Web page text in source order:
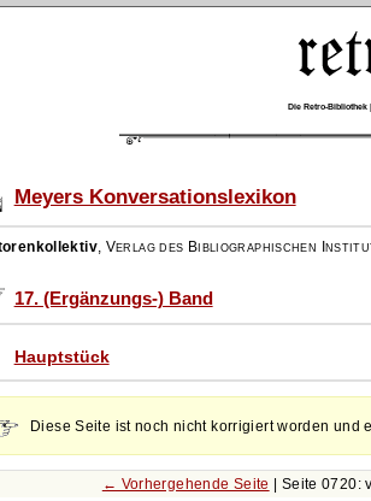
Die Retro-Bibliothek
Meyers Konversationslexikon
, Verlag des Bibliographischen
17. (Ergänzungs-) Band
Hauptstück
Diese Seite ist noch nicht korrigiert worden und
← Vorhergehende Seite | Seite 0720: